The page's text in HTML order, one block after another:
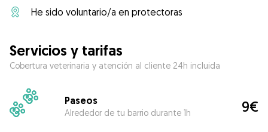
He sido voluntario/a en protectoras
Servicios y tarifas
Cobertura veterinaria y atención al cliente 24h incluida
Paseos
Alrededor de tu barrio durante 1h 9€